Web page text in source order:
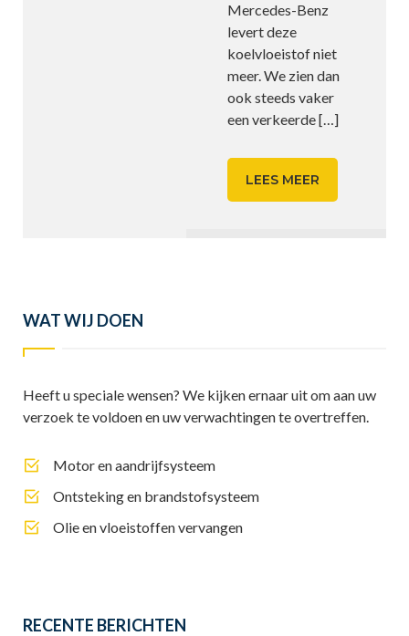
Mercedes-Benz
levert deze
koelvloeistof niet
meer. We zien dan
ook steeds vaker
een verkeerde[…]
LEES MEER
WAT WIJ DOEN
Heeft u speciale wensen? We kijken ernaar uit om aan uw
verzoek te voldoen en uw verwachtingen te overtreffen.
Motor en aandrijfsysteem
Ontsteking en brandstofsysteem
Olie en vloeistoffen vervangen
RECENTE BERICHTEN